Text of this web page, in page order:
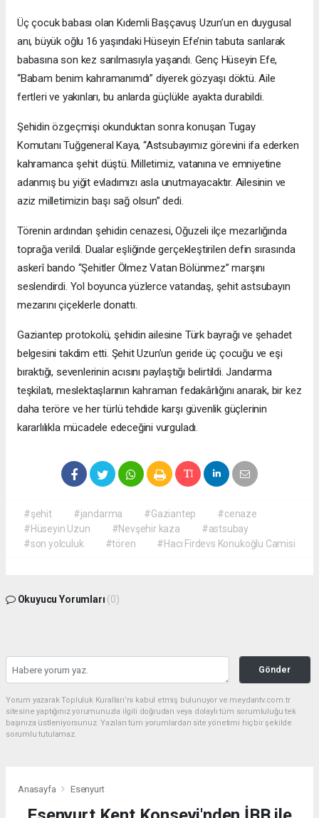
Üç çocuk babası olan Kıdemli Başçavuş Uzun’un en duygusal
anı, büyük oğlu 16 yaşındaki Hüseyin Efe’nin tabuta sarılarak
babasına son kez sarılmasıyla yaşandı. Genç Hüseyin Efe,
“Babam benim kahramanımdı” diyerek gözyaşı döktü. Aile
fertleri ve yakınları, bu anlarda güçlükle ayakta durabildi.
Şehidin özgeçmişi okunduktan sonra konuşan Tugay
Komutanı Tuğgeneral Kaya, “Astsubayımız görevini ifa ederken
kahramanca şehit düştü. Milletimiz, vatanına ve emniyetine
adanmış bu yiğit evladımızı asla unutmayacaktır. Ailesinin ve
aziz milletimizin başı sağ olsun” dedi.
Törenin ardından şehidin cenazesi, Oğuzeli ilçe mezarlığında
toprağa verildi. Dualar eşliğinde gerçekleştirilen defin sırasında
askerî bando “Şehitler Ölmez Vatan Bölünmez” marşını
seslendirdi. Yol boyunca yüzlerce vatandaş, şehit astsubayın
mezarını çiçeklerle donattı.
Gaziantep protokolü, şehidin ailesine Türk bayrağı ve şehadet
belgesini takdim etti. Şehit Uzun’un geride üç çocuğu ve eşi
bıraktığı, sevenlerinin acısını paylaştığı belirtildi. Jandarma
teşkilatı, meslektaşlarının kahraman fedakârlığını anarak, bir kez
daha teröre ve her türlü tehdide karşı güvenlik güçlerinin
kararlılıkla mücadele edeceğini vurguladı.
#şehit #jandarma #Gaziantep
#cenaze
#Hüseyin Uzun
#Nevşehir kaza
#astsubay
#son yolculuk
#tören #Hacı Firdevs Konukoğlu Camisi
Okuyucu Yorumları (0)
Gönder
Yorum yazarak Topluluk Kuralları’nı kabul etmiş bulunuyor ve meydantv.com.tr
sitesine yaptığınız yorumunuzla ilgili doğrudan veya dolaylı tüm sorumluluğu tek
başınıza üstleniyorsunuz. Yazılan tüm yorumlardan site yönetimi hiçbir şekilde
sorumlu tutulamaz.
Anasayfa Esenyurt